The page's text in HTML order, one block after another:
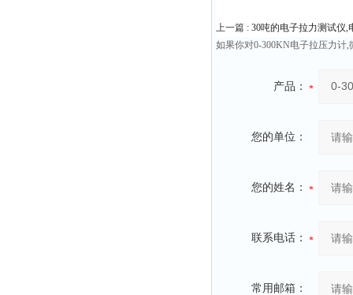
上一篇 : 30吨的电子拉力测试仪,
如果你对0-300KN电子拉压力计
产品：
您的单位：
您的姓名：
联系电话：
常用邮箱：